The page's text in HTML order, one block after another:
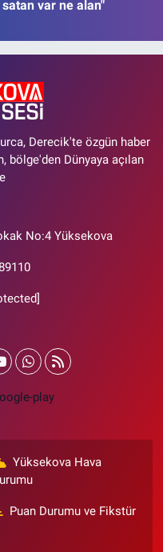
var ne alan"
Derecik'te özgün haber
bölge'den Dünyaya açılan
No:4 Yüksekova
Yüksekova Hava
Puan Durumu ve Fikstür